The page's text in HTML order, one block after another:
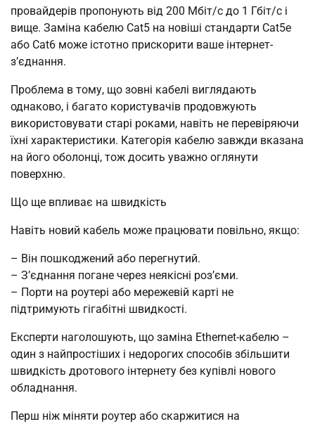
провайдерів пропонують від 200 Мбіт/с до 1 Гбіт/с і
вище. Заміна кабелю Cat5 на новіші стандарти Cat5e
або Cat6 може істотно прискорити ваше інтернет-
з’єднання.
Проблема в тому, що зовні кабелі виглядають
однаково, і багато користувачів продовжують
використовувати старі роками, навіть не перевіряючи
їхні характеристики. Категорія кабелю завжди вказана
на його оболонці, тож досить уважно оглянути
поверхню.
Що ще впливає на швидкість
Навіть новий кабель може працювати повільно, якщо:
– Він пошкоджений або перегнутий.
– З’єднання погане через неякісні роз’єми.
– Порти на роутері або мережевій карті не
підтримують гігабітні швидкості.
Експерти наголошують, що заміна Ethernet-кабелю –
один з найпростіших і недорогих способів збільшити
швидкість дротового інтернету без купівлі нового
обладнання.
Перш ніж міняти роутер або скаржитися на